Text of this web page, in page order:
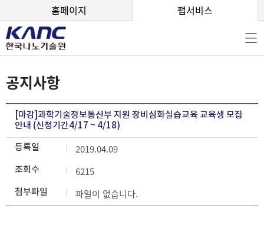
홈페이지 팹서비스
공지사항
[마감]과학기술정보통신부 지원 장비심화실습교육 교육생 모집
안내 (신청기간4/17 ~ 4/18)
등록일 2019.04.09
조회수 6215
첨부파일 파일이 없습니다.